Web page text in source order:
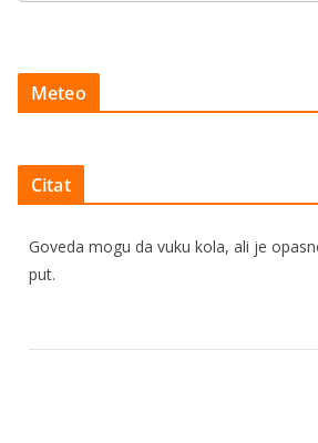
Meteo
Citat
Goveda mogu da vuku kola, ali je
put.